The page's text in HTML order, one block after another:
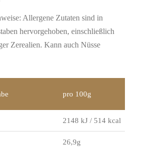
Allergene Zutaten sind in
hervorgehoben, einschließlich
Zerealien. Kann auch Nüsse
pro 100g
2148 kJ / 514 kcal
26,9g